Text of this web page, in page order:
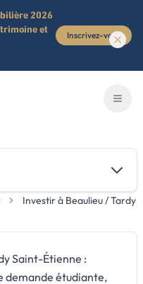
2026
et
Inscrivez-vous
Investir à Beaulieu / Tardy
Saint-Étienne :
demande étudiante,